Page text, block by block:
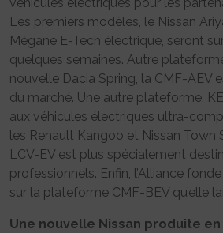
véhicules électriques pour les
Les premiers modèles, le Nissan
Mégane E-Tech électrique, seront
quelques semaines. Autre
nouvelle Dacia Spring, la CMF-AEV
du marché. Une autre plateforme,
aux véhicules électriques ultra-
les Renault Kangoo et Nissan Town
LCV-EV est plus spécialement
professionnels. Enfin, l’Alliance
sur la plateforme CMF-BEV qu’elle
Une nouvelle Nissan produite en